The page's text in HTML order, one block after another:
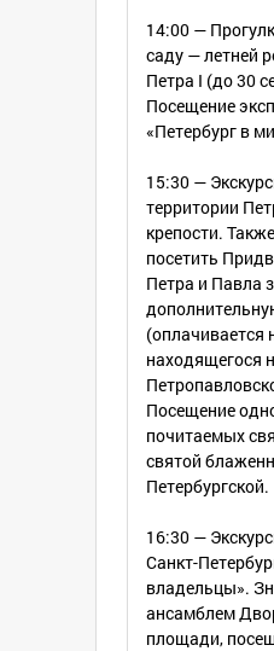
Проезд: Липецк —
Липецк на
комфортабельных
туркласса 2011-
«HIGER»,
кондиционером,
аудиосистемами,
креслами.
14:00 —
саду — летней
Петра I (до 30
Посещение
«Петербург в
15:30 —
территории
крепости.
посетить
Петра и Павла
(оплачивается
находящегося
Посещение
почитаемых
святой
Петербургской.
16:30 —
Санкт-
владельцы».
ансамблем
площади,